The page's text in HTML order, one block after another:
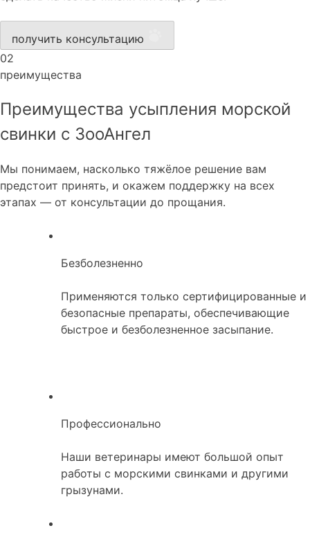
получить консультацию
02
преимущества
Преимущества усыпления морской
свинки с ЗооАнгел
Мы понимаем, насколько тяжёлое решение вам
предстоит принять, и окажем поддержку на всех
этапах — от консультации до прощания.
Безболезненно
Применяются только сертифицированные и
безопасные препараты, обеспечивающие
быстрое и безболезненное засыпание.
Профессионально
Наши ветеринары имеют большой опыт
работы с морскими свинками и другими
грызунами.